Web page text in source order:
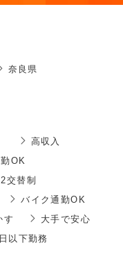
奈良県
高収入
OK
2交替制
バイク通勤OK
す
大手で安心
以下勤務